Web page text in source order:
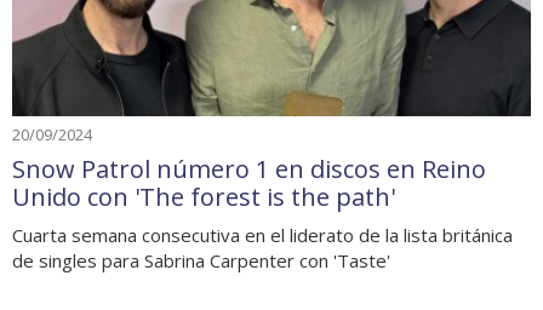
20/09/2024
Snow Patrol número 1 en discos en Reino
Unido con 'The forest is the path'
Cuarta semana consecutiva en el liderato de la lista británica
de singles para Sabrina Carpenter con 'Taste'